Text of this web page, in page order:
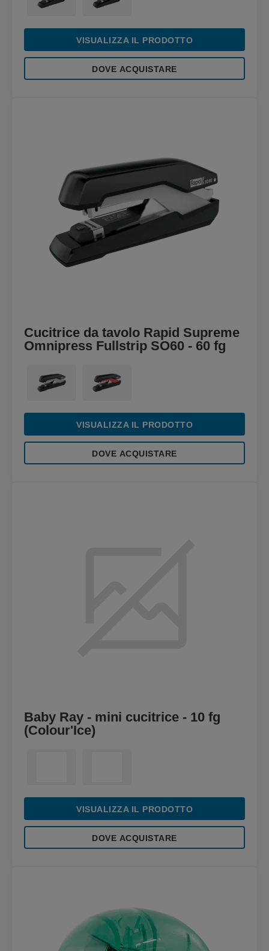
VISUALIZZA IL PRODOTTO
DOVE ACQUISTARE
Cucitrice da tavolo Rapid Supreme
Omnipress Fullstrip SO60 - 60 fg
VISUALIZZA IL PRODOTTO
DOVE ACQUISTARE
Baby Ray - mini cucitrice - 10 fg
(Colour'Ice)
VISUALIZZA IL PRODOTTO
DOVE ACQUISTARE